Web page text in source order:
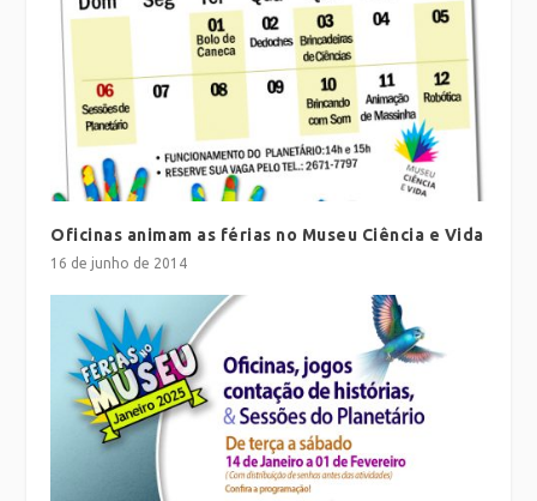
Oficinas animam as férias no Museu Ciência e Vida
16 de junho de 2014